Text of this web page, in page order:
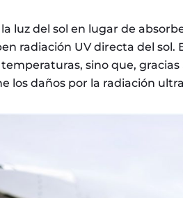
luz del sol en lugar de
radiación UV directa del sol.
sino que,
los daños por la radiación